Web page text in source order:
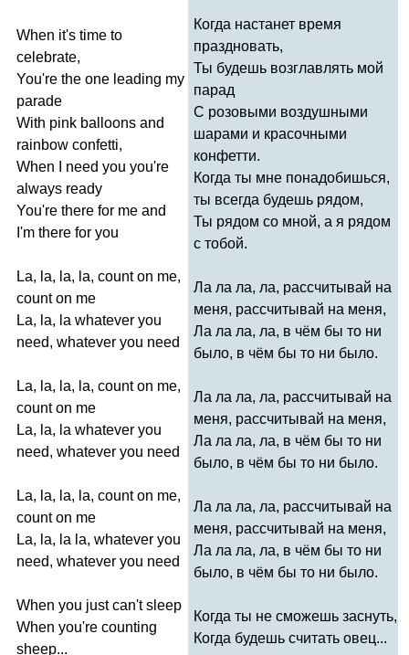
When it's time to
celebrate,
You're the one leading my
parade
With pink balloons and
rainbow confetti,
When
need you you're
always ready
You're there for me and
I'm there for you
La, la, la, la, count on me,
count on me
La, la, la whatever you
need, whatever you need
La, la, la, la, count on me,
count on me
La, la, la whatever you
need, whatever you need
La, la, la, la, count on me,
count on me
La, la, la la, whatever you
need, whatever you need
When you just can't sleep
When you're counting
sheep...
Когда настанет время
праздновать,
Ты будешь возглавлять мой
парад
С розовыми воздушными
шарами и красочными
конфетти.
Когда ты мне понадобишься,
ты всегда будешь рядом,
Ты рядом со мной, а я рядом
с тобой.
Ла ла ла, ла, рассчитывай на
меня, рассчитывай на меня,
Ла ла ла, ла, в чём бы то ни
было, в чём бы то ни было.
Ла ла ла, ла, рассчитывай на
меня, рассчитывай на меня,
Ла ла ла, ла, в чём бы то ни
было, в чём бы то ни было.
Ла ла ла, ла, рассчитывай на
меня, рассчитывай на меня,
Ла ла ла, ла, в чём бы то ни
было, в чём бы то ни было.
Когда ты не сможешь заснуть,
Когда будешь считать овец...